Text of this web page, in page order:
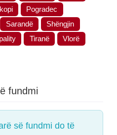
Pogradec
Sarandë
Shëngjin
Tiranë
Vlorë
fundmi
së fundmi do të